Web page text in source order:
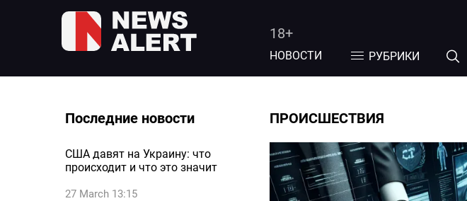
18+
НОВОСТИ РУБРИКИ
Последние новости
США давят на Украину: что
происходит и что это значит
27 March 13:15
ПРОИСШЕСТВИЯ